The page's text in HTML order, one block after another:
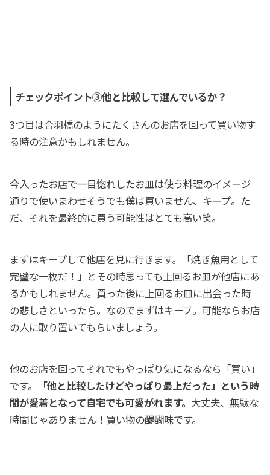
チェックポイント③他と比較して選んでいるか？
3つ目は合羽橋のようにたくさんのお店を回って買い物す
る時の注意かもしれません。
今入ったお店で一目惚れしたお皿は使う料理のイメージ
通りで使いまわせそうでも僕は買いません、キープ。た
だ、それを最終的に買う可能性はとても高い笑。
まずはキープして他店を見に行きます。「焼き魚用として
完璧な一枚だ！」とその時思っても上回るお皿が他店にあ
るかもしれません。買った後に上回るお皿に出会った時
の悲しさといったら。なのでまずはキープ。可能ならお店
の人に取り置いてもらいましょう。
他のお店を回ってそれでもやっぱり気になるなら「買い」
です。
「他と比較したけどやっぱり最上だった」という時
間が愛着となって自宅でも可愛がれます。 大丈夫、無駄な
時間じゃありません！買い物の醍醐味です。